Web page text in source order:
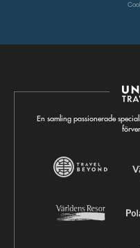
En samling passionerade